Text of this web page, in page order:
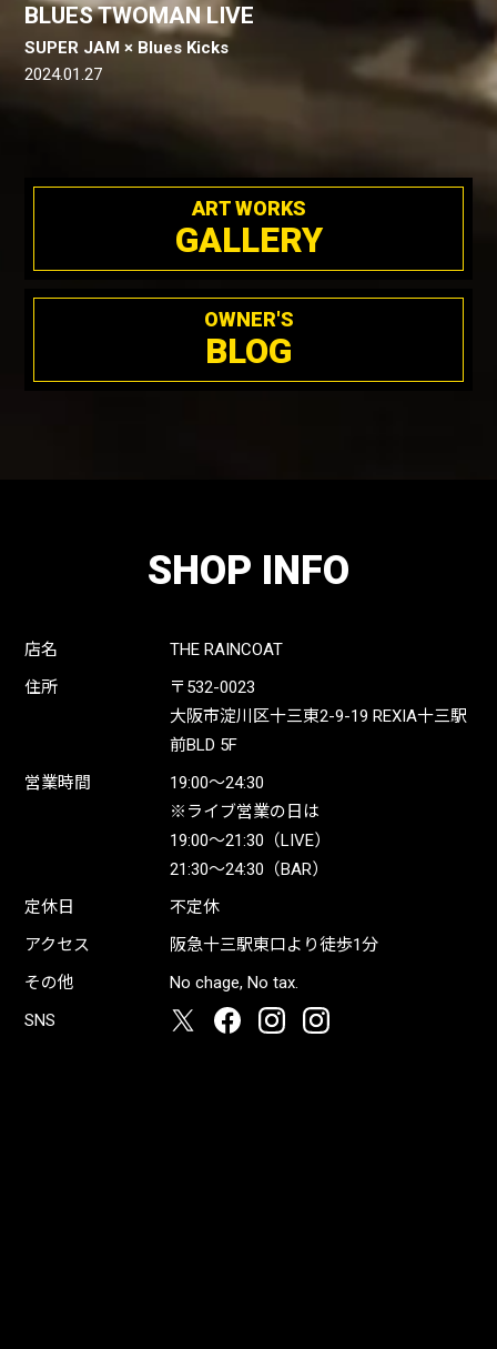
BLUES TWOMAN LIVE
SUPER JAM × Blues Kicks
2024.01.27
ART WORKS
GALLERY
OWNER'S
BLOG
SHOP INFO
店名
THE RAINCOAT
住所
〒532-0023
大阪市淀川区十三東2-9-19 REXIA十三駅
前BLD 5F
営業時間
19:00〜24:30
※ライブ営業の日は
19:00〜21:30（LIVE）
21:30〜24:30（BAR）
定休日
不定休
アクセス
阪急十三駅東口より徒歩1分
その他
No chage, No tax.
SNS